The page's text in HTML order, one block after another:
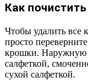
Как
Чтобы удалить все
просто
крошки. Наружную
салфеткой,
сухой салфеткой.